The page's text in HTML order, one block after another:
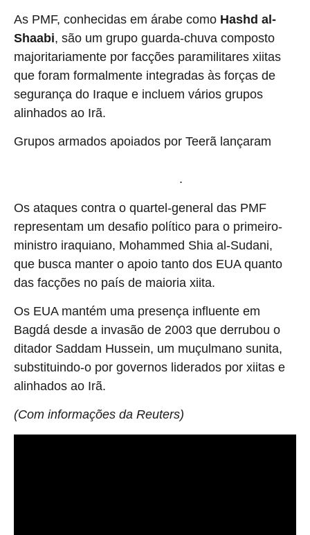
As PMF, conhecidas em árabe como Hashd al-
Shaabi, são um grupo guarda-chuva composto
majoritariamente por facções paramilitares xiitas
que foram formalmente integradas às forças de
segurança do Iraque e incluem vários grupos
alinhados ao Irã.
Grupos armados apoiados por Teerã lançaram
.
Os ataques contra o quartel-general das PMF
representam um desafio político para o primeiro-
ministro iraquiano, Mohammed Shia al-Sudani,
que busca manter o apoio tanto dos EUA quanto
das facções no país de maioria xiita.
Os EUA mantém uma presença influente em
Bagdá desde a invasão de 2003 que derrubou o
ditador Saddam Hussein, um muçulmano sunita,
substituindo-o por governos liderados por xiitas e
alinhados ao Irã.
(Com informações da Reuters)